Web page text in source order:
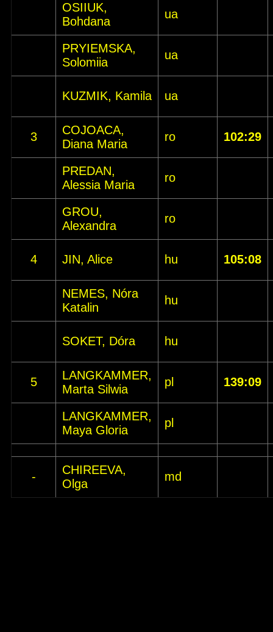
OSIIUK,
Bohdana
ua
PRYIEMSKA,
Solomiia
ua
KUZMIK, Kamila ua
3
COJOACA,
Diana Maria
ro 102:29
PREDAN,
Alessia Maria
ro
GROU,
Alexandra
ro
4 JIN, Alice hu 105:08
NEMES, Nóra
Katalin
hu
SOKET, Dóra hu
5
LANGKAMMER,
Marta Silwia
pl 139:09
LANGKAMMER,
Maya Gloria
pl
-
CHIREEVA,
Olga
md